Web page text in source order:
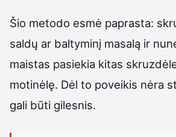
Šio metodo esmė paprasta:
saldų ar baltyminį masalą ir
maistas pasiekia kitas
motinėlę. Dėl to poveikis nėra
gali būti gilesnis.